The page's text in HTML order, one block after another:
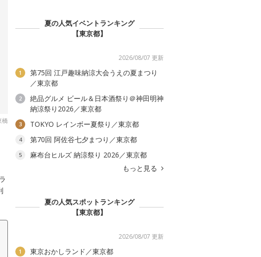
橋
夏の人気イベントランキング
【東京都】
2026/08/07 更新
1
第75回 江戸趣味納涼大会うえの夏まつり
／東京都
2
絶品グルメ ビール＆日本酒祭り＠神田明神
納涼祭り2026／東京都
3 TOKYO レインボー夏祭り／東京都
4 第70回 阿佐谷七夕まつり／東京都
5
麻布台ヒルズ 納涼祭り 2026／東京都
もっと見る
夏の人気スポットランキング
【東京都】
2026/08/07 更新
1 東京おかしランド／東京都